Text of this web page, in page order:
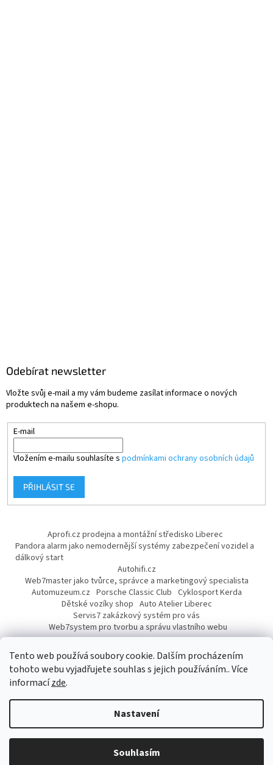
Tento web používá soubory cookie. Dalším procházením
tohoto webu vyjadřujete souhlas s jejich používáním.. Více
informacízde.
Nastavení
Souhlasím
Odebírat newsletter
Vložte svůj e-mail a my vám budeme zasílat informace o nových
produktech na našem e-shopu.
E-mail
Vložením e-mailu souhlasíte s podmínkami ochrany osobních údajů
PŘIHLÁSIT SE
Aprofi.cz prodejna a montážní středisko Liberec
Pandora alarm jako nemodernější systémy zabezpečení vozidel a
dálkový start
Autohifi.cz
Web7master jako tvůrce, správce a marketingový specialista
Automuzeum.cz Porsche Classic Club Cyklosport Kerda
Dětské vozíky shop Auto Atelier Liberec
Servis7 zakázkový systém pro vás
Web7system pro tvorbu a správu vlastního webu
Dárek
Copyright 2026AUTOPROFI CZ. Všechna práva vyhrazena.Upravit
nastavení cookies